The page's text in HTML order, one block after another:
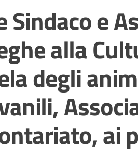
Sindaco e
alla
degli
ai